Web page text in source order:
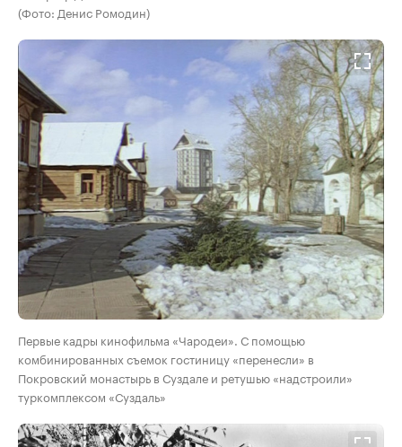
(Фото: Денис Ромодин)
Первые кадры кинофильма «Чародеи». С помощью
комбинированных съемок гостиницу «перенесли» в
Покровский монастырь в Суздале и ретушью «надстроили»
туркомплексом «Суздаль»